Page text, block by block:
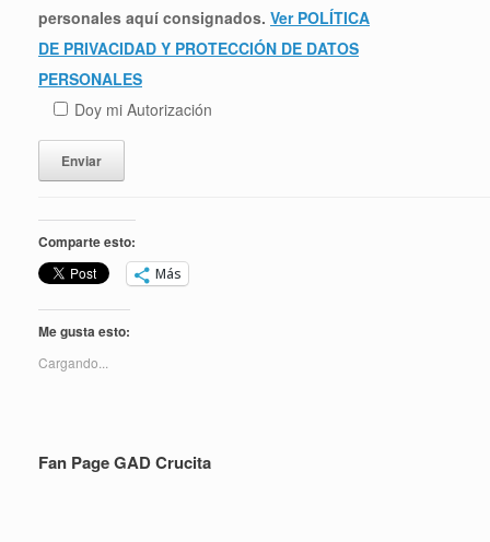
personales aquí consignados. Ver POLÍTICA
DE PRIVACIDAD Y PROTECCIÓN DE DATOS
PERSONALES
Doy mi Autorización
Comparte esto:
Más
Me gusta esto:
Cargando...
Fan Page GAD Crucita